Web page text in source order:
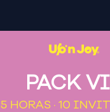
PACK
5 HORAS · 10